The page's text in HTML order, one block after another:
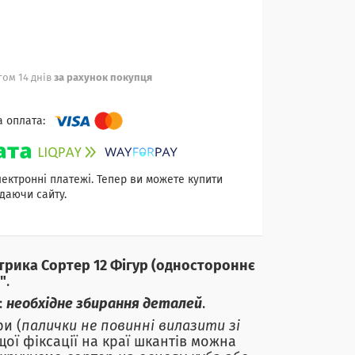
14 днів за рахунок покупця
платежі. Тепер ви можете купити
сайту.
Сортер 12 Фігур (одностороннє
".
необхідне збирання деталей.
(палички не повинні вилазити зі
фіксації на краї шкантів можна